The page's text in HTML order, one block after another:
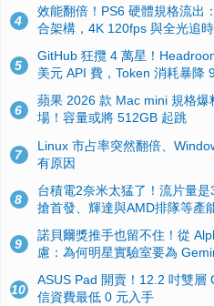
4
效能翻倍！PS6 硬體規格流出
合架構，4K 120fps 與全光追
5
GitHub 狂攬 4 萬星！
美元 API 費，Token 消耗暴降
6
蘋果 2026 款 Mac mini 規格
場！容量或將 512GB 起跳
7
Linux 市占率突然翻倍、
有原因
8
台積電2奈米太猛了！流片量
搶首發、輝達與AMD排隊等產
9
諾貝爾獎推手也留不住！從
慮：為何明星實驗室要為
10
ASUS Pad 開賣！12.2 吋雙層
信資費最低 0 元入手